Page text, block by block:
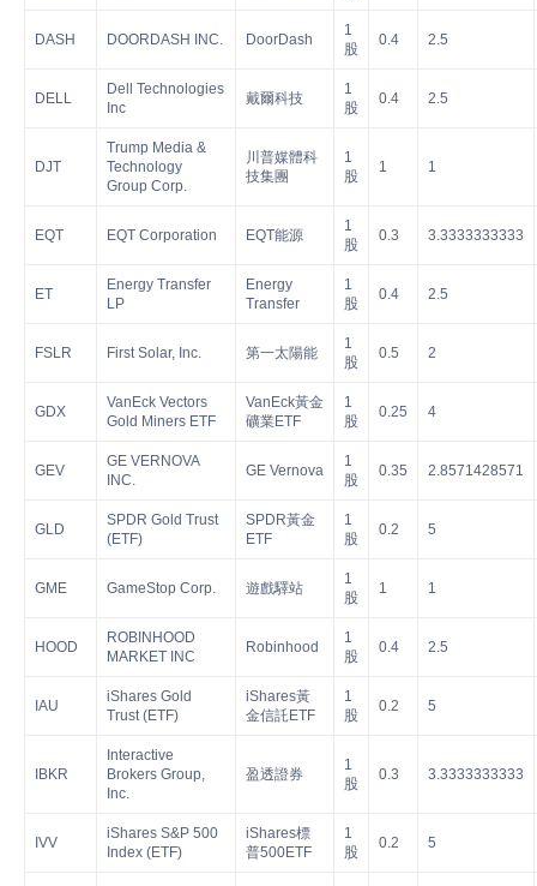
DASH DOORDASH INC. DoorDash
1
股
0.4 2.5
DELL
Dell Technologies
Inc
戴爾科技
1
股
0.4 2.5
DJT
Trump Media &
Technology
Group Corp.
川普媒體科
技集團
1
股
1 1
EQT EQT Corporation EQT能源
1
股
0.3 3.3333333333
ET
Energy Transfer
LP
Energy
Transfer
1
股
0.4 2.5
FSLR First Solar, Inc. 第一太陽能
1
股
0.5 2
GDX
VanEck Vectors
Gold Miners ETF
VanEck黃金
礦業ETF
1
股
0.25 4
GEV
GE VERNOVA
INC.
GE Vernova
1
股
0.35 2.8571428571
GLD
SPDR Gold Trust
(ETF)
SPDR黃金
ETF
1
股
0.2 5
GME GameStop Corp. 遊戲驛站
1
股
1 1
HOOD
ROBINHOOD
MARKET INC
Robinhood
1
股
0.4 2.5
IAU
iShares Gold
Trust (ETF)
iShares黃
金信託ETF
1
股
0.2 5
IBKR
Interactive
Brokers Group,
Inc.
盈透證券
1
股
0.3 3.3333333333
IVV
iShares S&P 500
Index (ETF)
iShares標
普500ETF
1
股
0.2 5